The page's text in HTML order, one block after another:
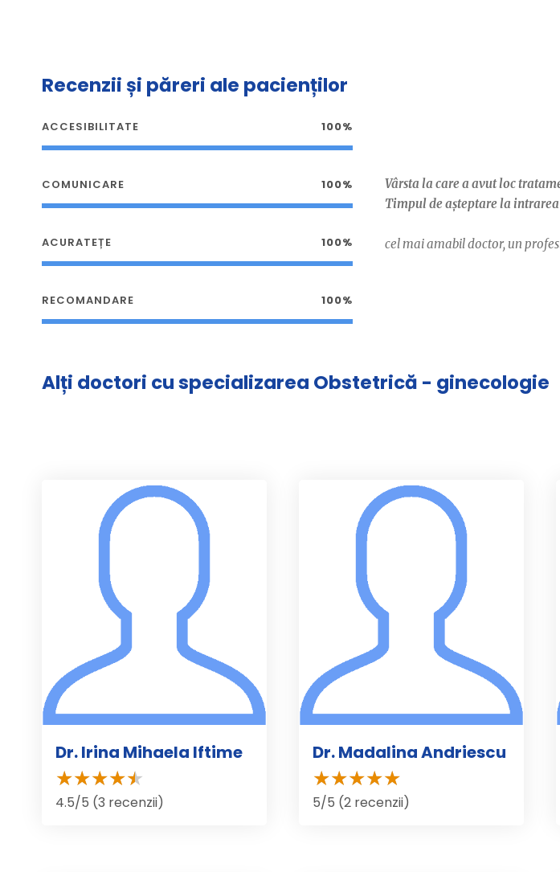
Recenzii și păreri ale pacienților
ACCESIBILITATE 100%
COMUNICARE 100%
ACURATEȚE 100%
RECOMANDARE 100%
Vârsta la care a avut loc
Timpul de așteptare la
cel mai amabil doctor, un
Alți doctori cu specializarea Obstetrică - ginecologie
Dr. Irina Mihaela Iftime
4.5/5 (3 recenzii)
Dr. Madalina Andriescu
5/5 (2 recenzii)